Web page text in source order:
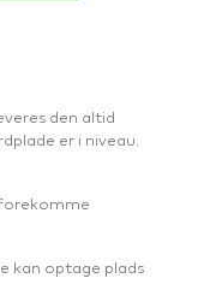
den altid
er i niveau.
forekomme
kan optage plads